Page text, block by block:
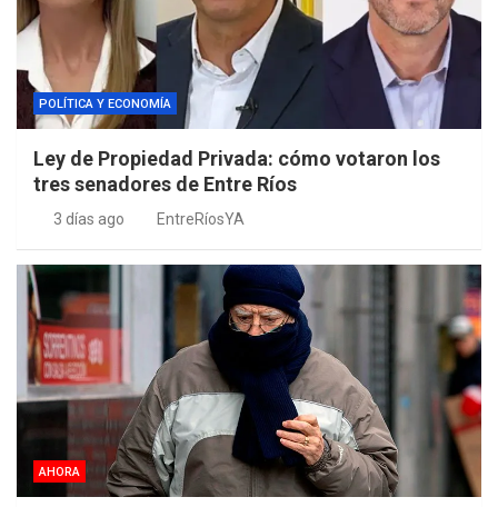
POLÍTICA Y ECONOMÍA
Ley de Propiedad Privada: cómo votaron los
tres senadores de Entre Ríos
3 días ago EntreRíosYA
AHORA